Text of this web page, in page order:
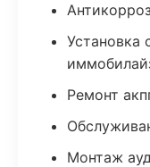
Установка
Ремонт
Монтаж